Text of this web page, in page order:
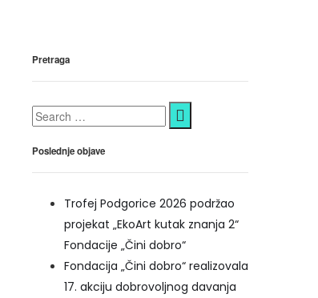
Pretraga
Poslednje objave
Trofej Podgorice 2026 podržao
projekat „EkoArt kutak znanja 2“
Fondacije „Čini dobro“
Fondacija „Čini dobro“ realizovala
17. akciju dobrovoljnog davanja